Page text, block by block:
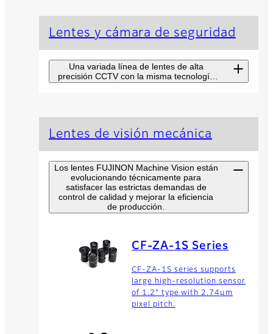
Lentes y cámara de seguridad
Una variada línea de lentes de alta
precisión CCTV con la misma tecnología
utilizada en las lentes de transmisión
Cámara de
vigilancia de largo
alcance serie SX
La serie Fujinon SX combina
una cámara de alta gama y
un lente de alto rendimiento
un manejo fácil.
Lentes de zoom
La gama de productos de
Lentes de visión mecánica
Los lentes FUJINON Machine Vision están
evolucionando técnicamente para
satisfacer las estrictas demandas de
control de calidad y mejorar la eficiencia
de producción.
CF-ZA-1S Series
CF-ZA-1S series supports
large high-resolution sensor
of 1.2" type with 2.74µm
pixel pitch.